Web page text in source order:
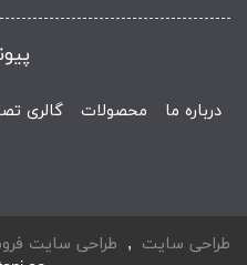
درباره ما محصولات گالری
طراحی سایت , طراحی سایت